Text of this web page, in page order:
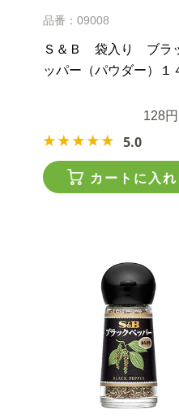
品番：09008
Ｓ＆Ｂ 袋入り ブラ
ッパー（パウダー）１
128円
5.0
カートに入